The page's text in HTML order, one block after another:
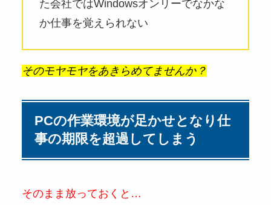
た会社ではWindowsオンリーでなかな
か仕事を覚えられない
そのモヤモヤをあきらめてませんか？
PCの作業環境が足かせとなり仕
事の期限を超過してしまう
そのまま放っておくと…